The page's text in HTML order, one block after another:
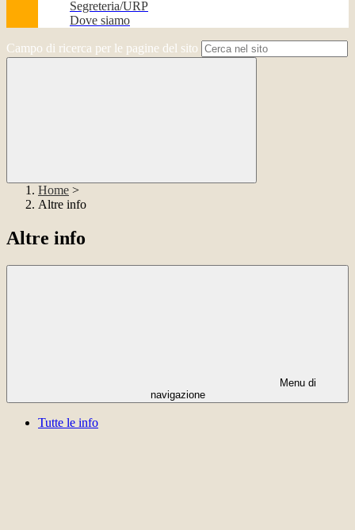
Segreteria/URP
Dove siamo
Campo di ricerca per le pagine del sito
Home >
Altre info
Altre info
Menu di
navigazione
Tutte le info